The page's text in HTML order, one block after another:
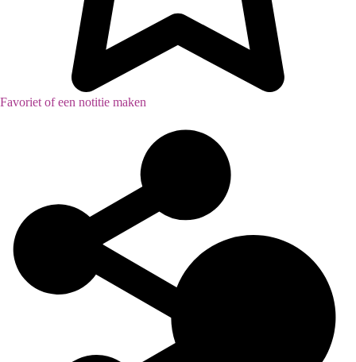
Favoriet of een notitie maken